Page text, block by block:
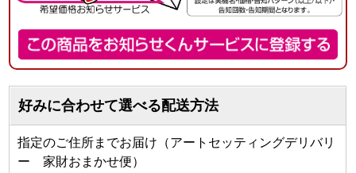
好みに合わせて選べる配送方法
指定のご住所までお届け（アートセッティングデリバリ
ー 家財おまかせ便）